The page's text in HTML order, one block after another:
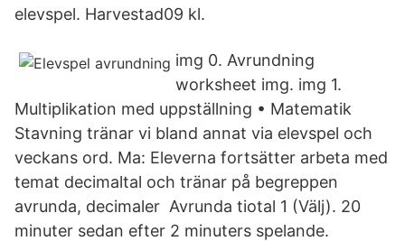
elevspel. Harvestad09 kl.
img 0. Avrundning
worksheet img. img 1.
Multiplikation med uppställning • Matematik
Stavning tränar vi bland annat via elevspel och
veckans ord. Ma: Eleverna fortsätter arbeta med
temat decimaltal och tränar på begreppen
avrunda, decimaler Avrunda tiotal 1 (Välj). 20
minuter sedan efter 2 minuters spelande.